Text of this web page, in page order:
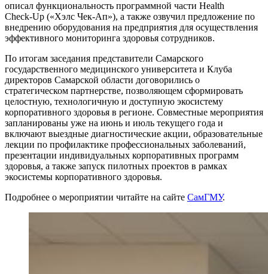
описал функциональность программной части Health
Check‑Up («Хэлс Чек-Ап»), а также озвучил предложение по
внедрению оборудования на предприятия для осуществления
эффективного мониторинга здоровья сотрудников.
По итогам заседания представители Самарского
государственного медицинского университета и Клуба
директоров Самарской области договорились о
стратегическом партнерстве, позволяющем сформировать
целостную, технологичную и доступную экосистему
корпоративного здоровья в регионе. Совместные мероприятия
запланированы уже на июнь и июль текущего года и
включают выездные диагностические акции, образовательные
лекции по профилактике профессиональных заболеваний,
презентации индивидуальных корпоративных программ
здоровья, а также запуск пилотных проектов в рамках
экосистемы корпоративного здоровья.
Подробнее о мероприятии читайте на сайте СамГМУ.